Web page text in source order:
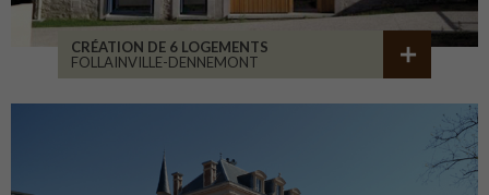
CRÉATION DE 6 LOGEMENTS
FOLLAINVILLE-DENNEMONT